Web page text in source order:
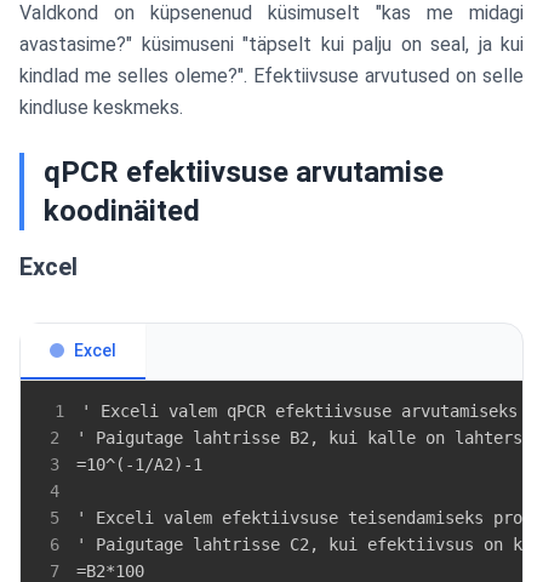
Valdkond on küpsenenud küsimuselt "kas me midagi
avastasime?" küsimuseni "täpselt kui palju on seal, ja kui
kindlad me selles oleme?". Efektiivsuse arvutused on selle
kindluse keskmeks.
qPCR efektiivsuse arvutamise
koodinäited
Excel
Excel
1
2
3
4
5
6
7
=B2*100